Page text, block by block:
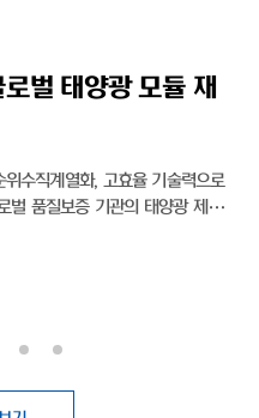
첫 신용등급 'A-'…태
급 'A-'…태양광 영토 확장 박차무차
OBBBA 수혜·비중국 공급망 강점
득하며 글로벌 시장 공략을 위한 보폭
용등급 'A-(안정적)'를 부여받았다.
을 의뢰해 평가를 받은 것은 이번이